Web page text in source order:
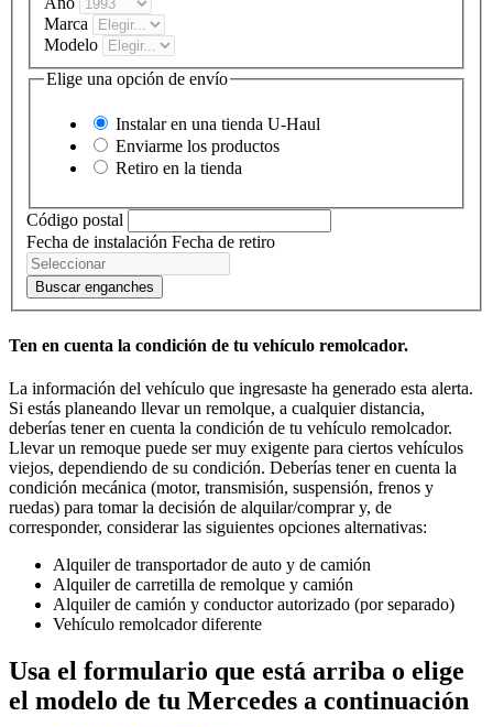
Marca
Modelo
Elige una opción de envío
Instalar en una tienda U-Haul
Enviarme los productos
Retiro en la tienda
Código postal
Fecha de instalación Fecha de retiro
Buscar enganches
Ten en cuenta la condición de tu vehículo remolcador.
La información del vehículo que ingresaste ha generado esta alerta.
Si estás planeando llevar un remolque, a cualquier distancia,
deberías tener en cuenta la condición de tu vehículo remolcador.
Llevar un remoque puede ser muy exigente para ciertos vehículos
viejos, dependiendo de su condición. Deberías tener en cuenta la
condición mecánica (motor, transmisión, suspensión, frenos y
ruedas) para tomar la decisión de alquilar/comprar y, de
corresponder, considerar las siguientes opciones alternativas:
Alquiler de transportador de auto y de camión
Alquiler de carretilla de remolque y camión
Alquiler de camión y conductor autorizado (por separado)
Vehículo remolcador diferente
Usa el formulario que está arriba o elige
el modelo de tu Mercedes a continuación